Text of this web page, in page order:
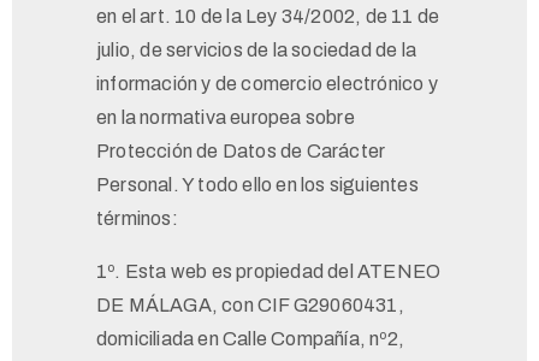
en el art. 10 de la Ley 34/2002, de 11 de
julio, de servicios de la sociedad de la
información y de comercio electrónico y
en la normativa europea sobre
Protección de Datos de Carácter
Personal. Y todo ello en los siguientes
términos:
1º. Esta web es propiedad del ATENEO
DE MÁLAGA, con CIF G29060431,
domiciliada en Calle Compañía, nº2,